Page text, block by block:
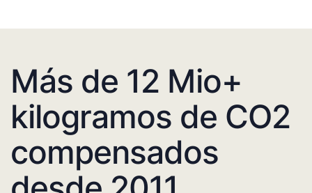
Más de 12 Mio+
kilogramos de CO2
compensados